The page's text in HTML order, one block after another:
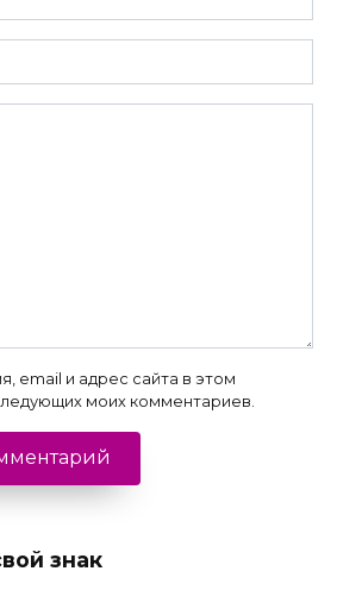
email и адрес сайта в этом
моих комментариев.
знак